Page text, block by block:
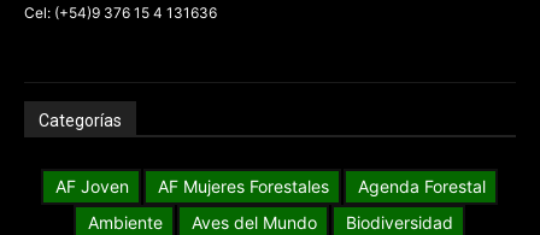
Cel: (+54)9 376 15 4 131636
Categorías
AF Joven AF Mujeres Forestales
Agenda Forestal
Ambiente
Aves del Mundo
Biodiversidad